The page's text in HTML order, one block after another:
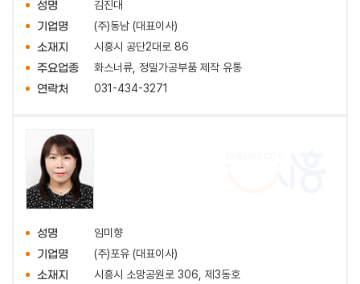
성명 김진대
기업명 (주)동남 (대표이사)
소재지 시흥시 공단2대로 86
주요업종 화스너류, 정밀가공부품 제작 유통
연락처 031-434-3271
성명 임미향
기업명 (주)포유 (대표이사)
소재지 시흥시 소망공원로 306, 제3동호